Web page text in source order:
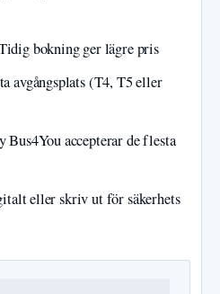
bokning ger lägre pris
avgångsplats (T4, T5 eller
Bus4You accepterar de flesta
eller skriv ut för säkerhets